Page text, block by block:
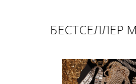
БЕСТСЕЛЛЕР